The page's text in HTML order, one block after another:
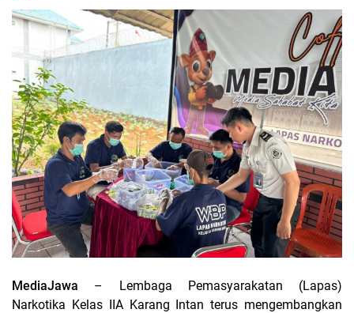
MediaJawa – Lembaga Pemasyarakatan (Lapas)
Narkotika Kelas IIA Karang Intan terus mengembangkan